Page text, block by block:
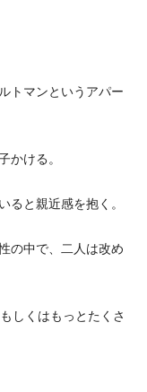
トマンというアパー
かける。
と親近感を抱く。
の中で、二人は改め
しくはもっとたくさ